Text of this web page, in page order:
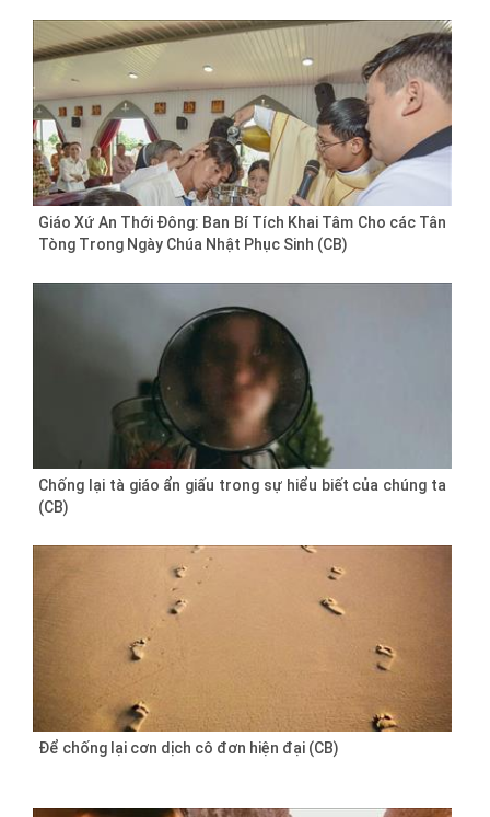
Giáo Xứ An Thới Đông: Ban Bí Tích Khai Tâm Cho các Tân
Tòng Trong Ngày Chúa Nhật Phục Sinh (CB)
Chống lại tà giáo ẩn giấu trong sự hiểu biết của chúng ta
(CB)
Để chống lại cơn dịch cô đơn hiện đại (CB)